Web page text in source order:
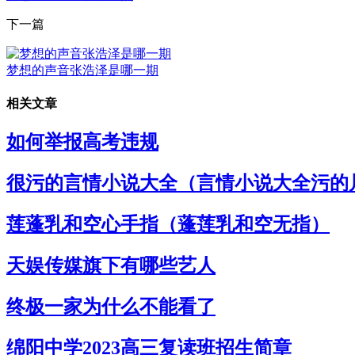
下一篇
梦想的声音张浩泽是哪一期
相关文章
如何举报高考违规
很污的言情小说大全（言情小说大全污的
莲蓬乳和空心手指（蓬莲乳和空无指）
天娱传媒旗下有哪些艺人
终极一家为什么不能看了
绵阳中学2023高三复读班招生简章